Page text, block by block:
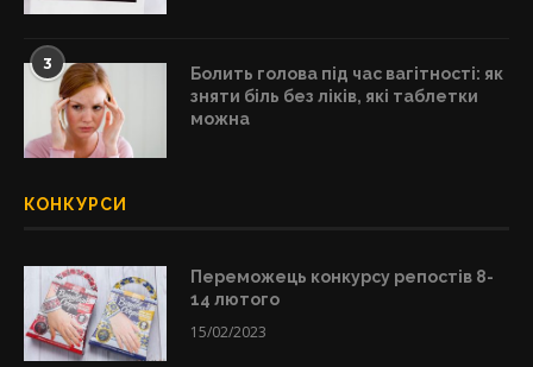
3
Болить голова під час вагітності: як
зняти біль без ліків, які таблетки
можна
КОНКУРСИ
Переможець конкурсу репостів 8-
14 лютого
15/02/2023